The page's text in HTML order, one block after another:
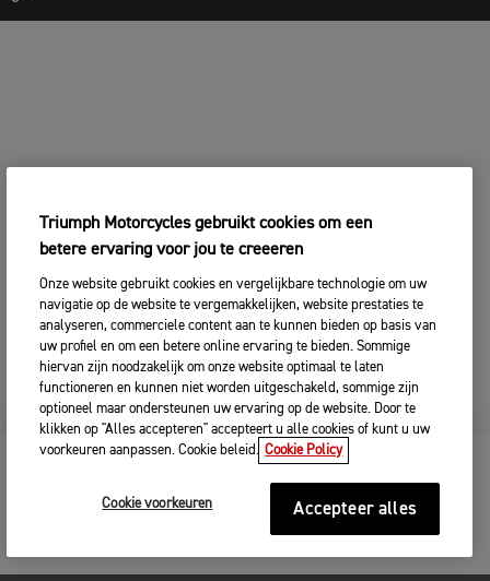
SPEEDMASTER
Triumph Motorcycles gebruikt cookies om een
betere ervaring voor jou te creeeren
Onze website gebruikt cookies en vergelijkbare technologie om uw
navigatie op de website te vergemakkelijken, website prestaties te
analyseren, commerciele content aan te kunnen bieden op basis van
uw profiel en om een betere online ervaring te bieden. Sommige
hiervan zijn noodzakelijk om onze website optimaal te laten
functioneren en kunnen niet worden uitgeschakeld, sommige zijn
optioneel maar ondersteunen uw ervaring op de website. Door te
klikken op "Alles accepteren" accepteert u alle cookies of kunt u uw
voorkeuren aanpassen. Cookie beleid. Cookie Policy
Cookie voorkeuren Accepteer alles